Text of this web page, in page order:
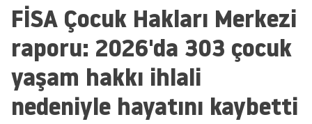
FİSA Çocuk Hakları Merkezi
raporu: 2026'da 303 çocuk
yaşam hakkı ihlali
nedeniyle hayatını kaybetti